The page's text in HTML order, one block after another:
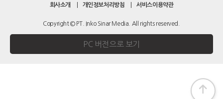
회사소개 개인정보처리방침 서비스이용약관
Copyright © PT. Inko Sinar Media. All rights reserved.
PC 버전으로 보기